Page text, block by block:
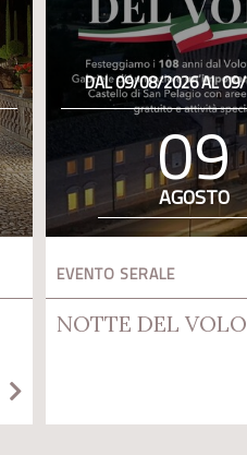
DAL 09/08/2026 AL
09
AGOSTO
EVENTO SERALE
NOTTE DEL VOLO